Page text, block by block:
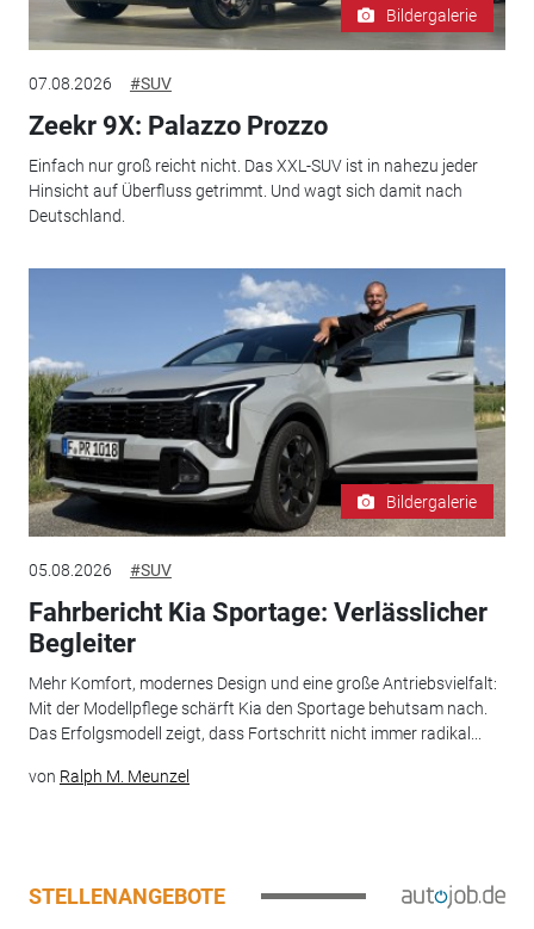
Bildergalerie
07.08.2026 #SUV
Zeekr 9X: Palazzo Prozzo
Einfach nur groß reicht nicht. Das XXL-SUV ist in nahezu jeder
Hinsicht auf Überfluss getrimmt. Und wagt sich damit nach
Deutschland.
Bildergalerie
05.08.2026 #SUV
Fahrbericht Kia Sportage: Verlässlicher
Begleiter
Mehr Komfort, modernes Design und eine große Antriebsvielfalt:
Mit der Modellpflege schärft Kia den Sportage behutsam nach.
Das Erfolgsmodell zeigt, dass Fortschritt nicht immer radikal...
von Ralph M. Meunzel
STELLENANGEBOTE